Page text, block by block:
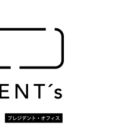
SNS上でも大きな注目
読書やゲーム、映画
旧Twitter）では4.2万
ワーから日々温かい
アーをお願いしたい